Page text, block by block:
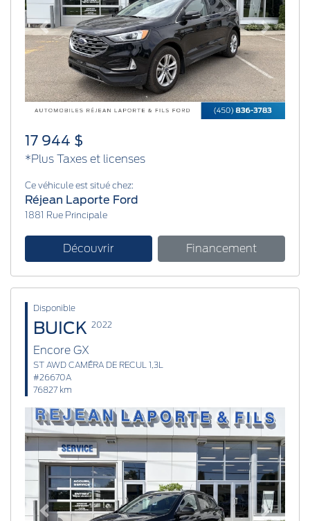
Previous Next
17 944 $
*Plus Taxes et licenses
Ce véhicule est situé chez:
Réjean Laporte Ford
1881 Rue Principale
Découvrir Financement
Disponible
BUICK 2022
Encore GX
ST AWD CAMÉRA DE RECUL 1,3L
#26670A
76827 km
Previous Next